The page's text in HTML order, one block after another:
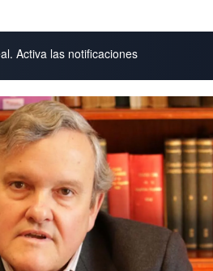
Activa las notificaciones